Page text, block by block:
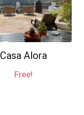
Casa Alora
Free!